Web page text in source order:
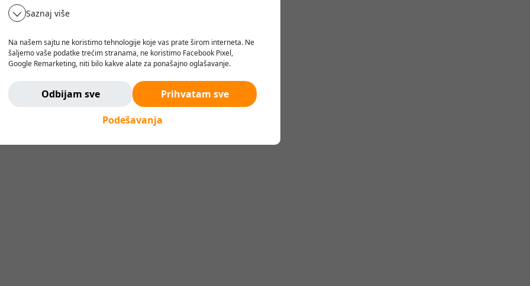
Saznaj više
Na našem sajtu ne koristimo tehnologije koje vas prate širom interneta. Ne
šaljemo vaše podatke trećim stranama, ne koristimo Facebook Pixel,
Google Remarketing, niti bilo kakve alate za ponašajno oglašavanje.
odlučuje - bez pritiska, manipulacije ili nadzora.
Ne pratimo vas. Ovde ste bezbedni.
Odbijam sve
Prihvatam sve
Podešavanja